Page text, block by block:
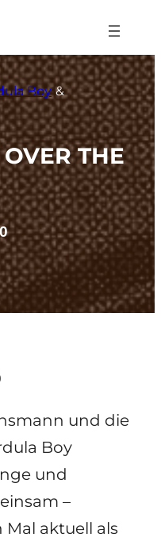
Boy &
THE
und die
Boy
und
–
aktuell als